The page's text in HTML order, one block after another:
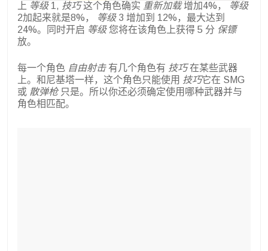
上 等级1, 技巧这个角色确实 重新加载增加4%，
等级
2加起来就是8%，
等级3 增加到 12%，最大达到
24%。同时开启 等级您将在该角色上获得 5 分 保镖
放。
每一个角色 自由射击有几个角色有 技巧在某些武器
上。和尼基塔一样，这个角色只能使用 技巧它在 SMG
或 散弹枪只是。所以你还必须确定使用哪种武器并与
角色相匹配。